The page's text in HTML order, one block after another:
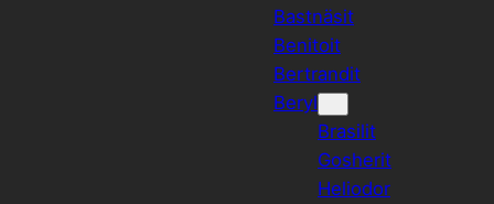
Bastnäsit
Benitoit
Bertrandit
Beryl
Brasilit
Gosherit
Heliodor